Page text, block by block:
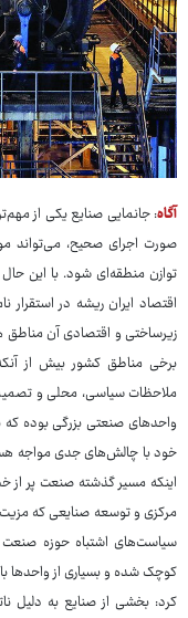
آگاه: جانمایی صنایع یکی از
صورت اجرای صحیح، می‌تواند
توازن منطقه‌ای شود. با این
اقتصاد ایران ریشه در
زیرساختی و اقتصادی آن
برخی مناطق کشور بیش از
ملاحظات سیاسی، محلی و
واحدهای صنعتی بزرگی بوده که
خود با چالش‌های جدی مواجه
اینکه مسیر گذشته صنعت پر از
مرکزی و توسعه صنایعی که مزیت
سیاست‌های اشتباه حوزه
کوچک شده و بسیاری از واحدها
کرد: بخشی از صنایع به دلیل